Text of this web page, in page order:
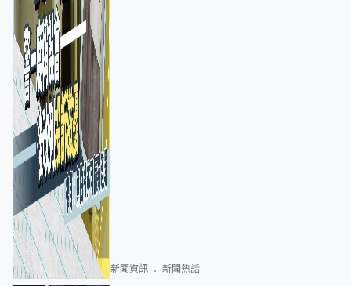
新聞資訊 新聞熱話